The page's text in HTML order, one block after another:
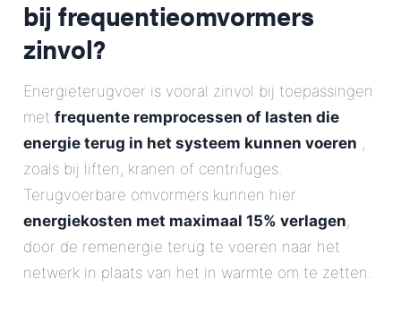
bij frequentieomvormers
zinvol?
Energieterugvoer is vooral zinvol bij toepassingen
met frequente remprocessen of lasten die
energie terug in het systeem kunnen voeren ,
zoals bij liften, kranen of centrifuges.
Terugvoerbare omvormers kunnen hier
energiekosten met maximaal 15% verlagen,
door de remenergie terug te voeren naar het
netwerk in plaats van het in warmte om te zetten.